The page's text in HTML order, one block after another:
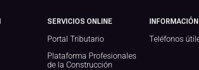
SERVICIOS ONLINE
Portal Tributario
Plataforma Profesionales
de la Construcción
Teléfonos